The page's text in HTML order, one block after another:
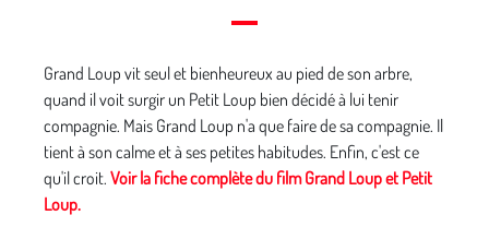
Grand Loup vit seul et bienheureux au pied de son arbre,
quand il voit surgir un Petit Loup bien décidé à lui tenir
compagnie. Mais Grand Loup n'a que faire de sa compagnie. Il
tient à son calme et à ses petites habitudes. Enfin, c'est ce
qu'il croit. Voir la fiche complète du film Grand Loup et Petit
Loup.